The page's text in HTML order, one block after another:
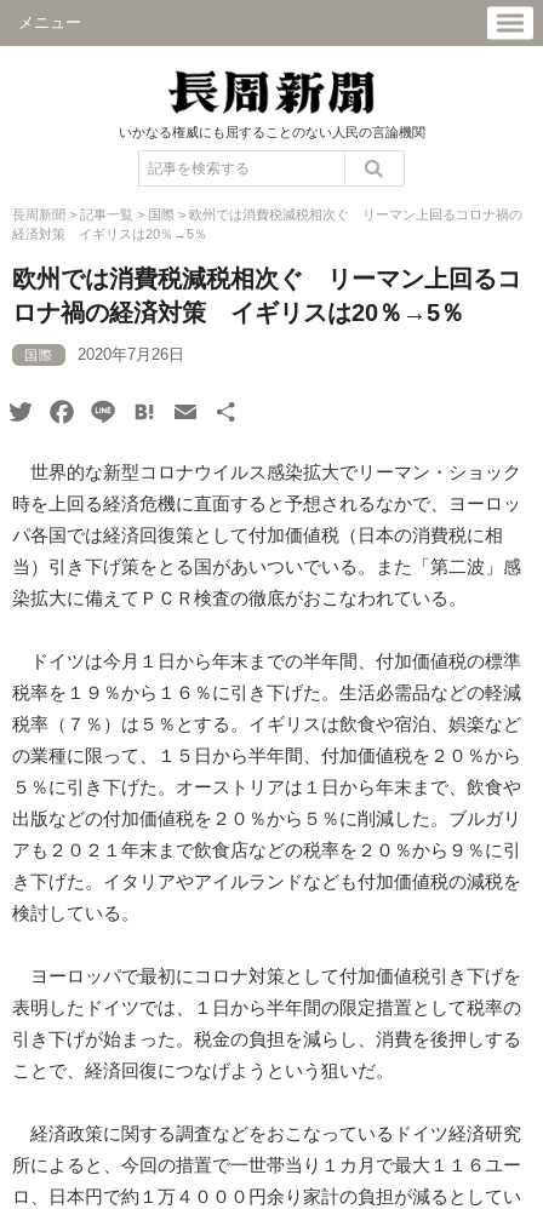
メニュー
いかなる権威にも屈することのない人民の言論機関
長周新聞 > 記事一覧 > 国際 > 欧州では消費税減税相次ぐ リーマン上回るコロナ禍の
経済対策 イギリスは20％→5％
欧州では消費税減税相次ぐ リーマン上回るコ
ロナ禍の経済対策 イギリスは20％→5％
国際 2020年7月26日
TwitterFacebook
Line HatenaEmail
世界的な新型コロナウイルス感染拡大でリーマン・ショック
時を上回る経済危機に直面すると予想されるなかで、ヨーロッ
パ各国では経済回復策として付加価値税（日本の消費税に相
当）引き下げ策をとる国があいついでいる。また「第二波」感
染拡大に備えてＰＣＲ検査の徹底がおこなわれている。
ドイツは今月１日から年末までの半年間、付加価値税の標準
税率を１９％から１６％に引き下げた。生活必需品などの軽減
税率（７％）は５％とする。イギリスは飲食や宿泊、娯楽など
の業種に限って、１５日から半年間、付加価値税を２０％から
５％に引き下げた。オーストリアは１日から年末まで、飲食や
出版などの付加価値税を２０％から５％に削減した。ブルガリ
アも２０２１年末まで飲食店などの税率を２０％から９％に引
き下げた。イタリアやアイルランドなども付加価値税の減税を
検討している。
ヨーロッパで最初にコロナ対策として付加価値税引き下げを
表明したドイツでは、１日から半年間の限定措置として税率の
引き下げが始まった。税金の負担を減らし、消費を後押しする
ことで、経済回復につなげようという狙いだ。
経済政策に関する調査などをおこなっているドイツ経済研究
所によると、今回の措置で一世帯当り１カ月で最大１１６ユー
ロ、日本円で約１万４０００円余り家計の負担が減るとしてい